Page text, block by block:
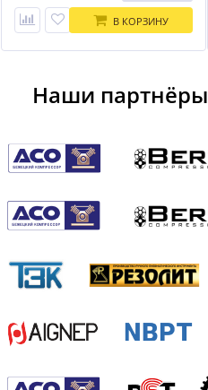
В КОРЗИНУ
Наши партнёры